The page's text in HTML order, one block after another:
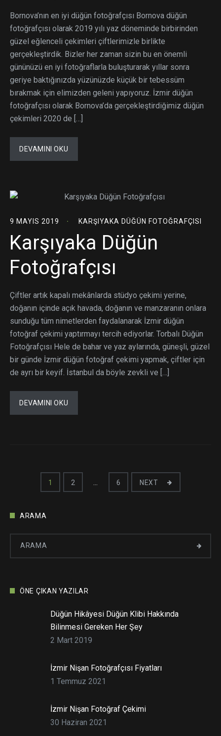
Bornova’nın en iyi düğün fotoğrafçısı Bornova düğün
fotoğrafçısı olarak 2019 yılı yaz döneminde birbirinden
güzel eğlenceli çekimleri çiftlerimizle birlikte
gerçekleştirdik. Bizler her zaman sizin bu en önemli
gününüzü en iyi fotoğraflarla buluşturarak yıllar sonra
geriye baktığınızda yüzünüzde küçük bir tebessüm
bırakmak için elimizden geleni yapıyoruz. İzmir düğün
fotoğrafçısı olarak Bornova’da gerçekleştirdiğimiz düğün
çekimleri 2020 de […]
DEVAMINI OKU
9 MAYIS 2019 KARŞIYAKA DÜĞÜN FOTOĞRAFÇISI
Karşıyaka Düğün
Fotoğrafçısı
Çiftler artık kapalı mekânlarda stüdyo çekimi yerine,
doğanın içinde açık havada, doğanın ve manzaranın onlara
sunduğu tüm nimetlerden faydalanarak İzmir düğün
fotoğraf çekimi yaptırmayı tercih ediyorlar. Torbalı Düğün
Fotoğrafçısı Hele de bahar ve yaz aylarında, güneşli, güzel
bir günde İzmir düğün fotoğraf çekimi yapmak, çiftler için
de ayrı bir keyif. İstanbul da böyle zevkli ve […]
DEVAMINI OKU
dolaşımı
1 2 6 NEXT
ARAMA
ÖNE ÇIKAN YAZILAR
Düğün Hikâyesi Düğün Klibi Hakkında
Bilinmesi Gereken Her Şey
2 Mart 2019
İzmir Nişan Fotoğrafçısı Fiyatları
1 Temmuz 2021
İzmir Nişan Fotoğraf Çekimi
30 Haziran 2021